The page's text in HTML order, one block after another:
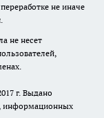
не иначе
не несет
г. Выдано
информационных